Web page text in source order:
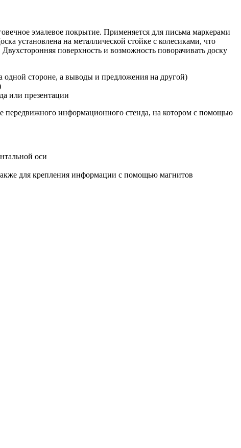
эмалевое покрытие. Применяется для письма маркерами
установлена на металлической стойке с колесиками, что
поверхность и возможность поворачивать доску
одной стороне, а выводы и предложения на другой)
или презентации
передвижного информационного стенда, на котором с помощью
оси
для крепления информации с помощью магнитов